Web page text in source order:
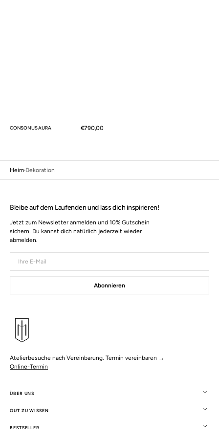
CONSONUS AURA
Normaler
€790,00
Heim Dekoration
Atelierbesuche nach Vereinbarung. Termin vereinbaren →
Online-Termin
ÜBER UNS
GUT ZU WISSEN
BESTSELLER
Bleibe auf dem Laufenden und lass dich inspirieren!
Jetzt zum Newsletter anmelden und 10% Gutschein
sichern. Du kannst dich natürlich jederzeit wieder
abmelden.
Mail
Abonnieren